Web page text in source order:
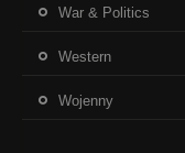
War & Politics
Western
Wojenny